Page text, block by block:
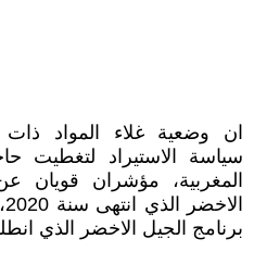
ان وضعية غلاء المواد ذات
سياسة الاستيراد لتغطيت
المغربية، مؤشران
برنامج الجيل الاخضر الذي انطلق